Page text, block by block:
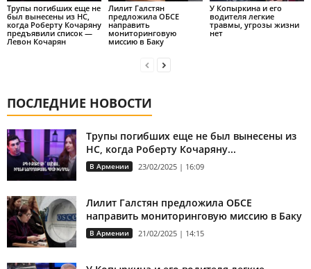
Трупы погибших еще не
был вынесены из НС,
когда Роберту Кочаряну
предъявили список —
Левон Кочарян
Лилит Галстян
предложила ОБСЕ
направить
мониторинговую
миссию в Баку
У Копыркина и его
водителя легкие
травмы, угрозы жизни
нет
ПОСЛЕДНИЕ НОВОСТИ
Трупы погибших еще не был вынесены из
НС, когда Роберту Кочаряну...
В Армении 23/02/2025 | 16:09
Лилит Галстян предложила ОБСЕ
направить мониторинговую миссию в Баку
В Армении 21/02/2025 | 14:15